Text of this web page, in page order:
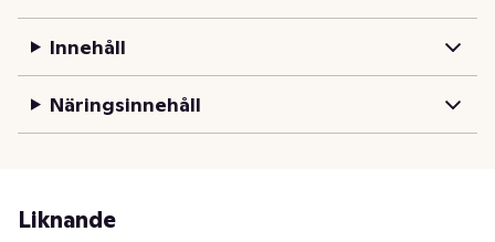
Innehåll
Näringsinnehåll
Liknande